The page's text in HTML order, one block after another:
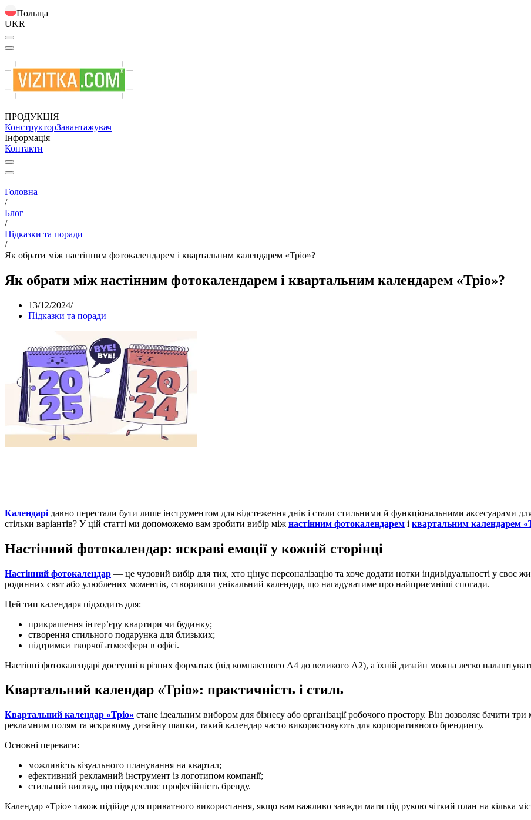
Польща
UKR
ПРОДУКЦІЯ
КонструкторЗавантажувач
Інформація
Контакти
Головна
/
Блог
/
Підказки та поради
/
Як обрати між настінним фотокалендарем і квартальним календарем «Тріо»?
Як обрати між настінним фотокалендарем і квартальним календарем «Тріо»?
13/12/2024/
Підказки та поради
Календарі давно перестали бути лише інструментом для відстеження днів і стали стильними й функціональними аксесуарами
стільки варіантів? У цій статті ми допоможемо вам зробити вибір між настінним фотокалендарем і квартальним календарем
Настінний фотокалендар: яскраві емоції у кожній сторінці
Настінний фотокалендар — це чудовий вибір для тих, хто цінує персоналізацію та хоче додати нотки індивідуальності у своє
родинних свят або улюблених моментів, створивши унікальний календар, що нагадуватиме про найприємніші спогади.
Цей тип календаря підходить для:
прикрашення інтер’єру квартири чи будинку;
створення стильного подарунка для близьких;
підтримки творчої атмосфери в офісі.
Настінні фотокалендарі доступні в різних форматах (від компактного A4 до великого A2), а їхній дизайн можна легко
Квартальний календар «Тріо»: практичність і стиль
Квартальний календар «Тріо» стане ідеальним вибором для бізнесу або організації робочого простору. Він дозволяє бачити
рекламним полям та яскравому дизайну шапки, такий календар часто використовують для корпоративного брендингу.
Основні переваги:
можливість візуального планування на квартал;
ефективний рекламний інструмент із логотипом компанії;
стильний вигляд, що підкреслює професійність бренду.
Календар «Тріо» також підійде для приватного використання, якщо вам важливо завжди мати під рукою чіткий план на кілька